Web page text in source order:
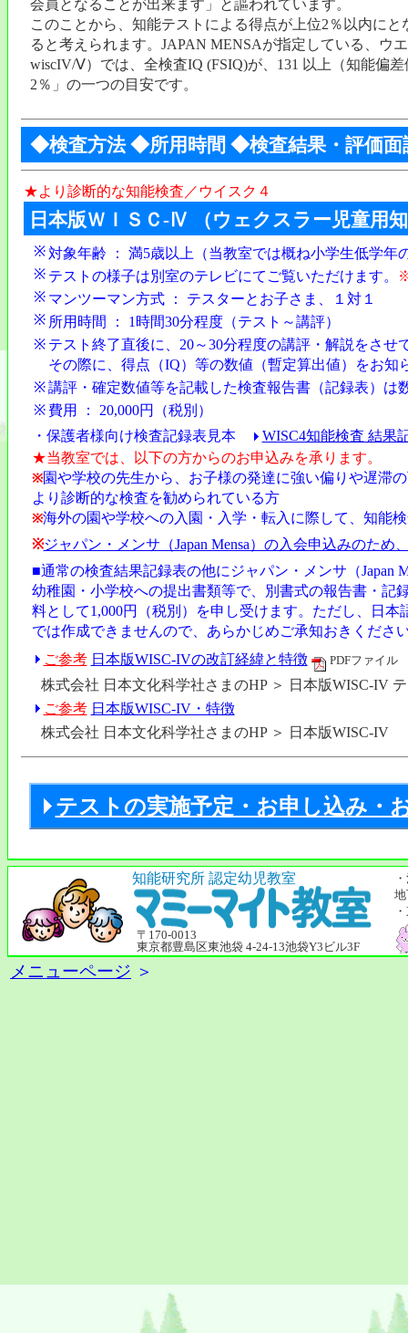
会員となることが出来ます」と謳われています。
このことから、知能テストによる得点が上位2％以内に
ると考えられます。JAPAN MENSAが指定している、ウ
wiscIV/Ⅴ）では、全検査IQ (FSIQ)が、131 以上（知能偏
2％」の一つの目安です。
◆検査方法 ◆所用時間 ◆検査結果・評価
★より診断的な知能検査／ウイスク４
日本版ＷＩＳＣ-Ⅳ （ウェクスラー児童用
※ 対象年齢 ： 満5歳以上（当教室では概ね小学生低学年
※ テストの様子は別室のテレビにてご覧いただけます。
※ マンツーマン方式 ： テスターとお子さま、１対１
※ 所用時間 ： 1時間30分程度（テスト～講評）
※ テスト終了直後に、20～30分程度の講評・解説をさせ
その際に、得点（IQ）等の数値（暫定算出値）をお知
※ 講評・確定数値等を記載した検査報告書（記録表）は
※ 費用 ： 20,000円（税別）
・保護者様向け検査記録表見本
WISC4知能検査 結果
★当教室では、以下の方からのお申込みを承ります。
※園や学校の先生から、お子様の発達に強い偏りや遅滞
より診断的な検査を勧められている方
※海外の園や学校への入園・入学・転入に際して、知能
※ジャパン・メンサ（Japan Mensa）の入会申込みのため
■通常の検査結果記録表の他にジャパン・メンサ（Japan
幼稚園・小学校への提出書類等で、別書式の報告書・記
料として1,000円（税別）を申し受けます。ただし、日
では作成できませんので、あらかじめご承知おきくださ
ご参考 日本版WISC-IVの改訂経緯と特徴 PDFファイル
株式会社 日本文化科学社さまのHP ＞ 日本版WISC-IV
ご参考 日本版WISC-IV・特徴
株式会社 日本文化科学社さまのHP ＞ 日本版WISC-IV
テストの実施予定・お申し込み・
知能研究所 認定幼児教室
〒170-0013
東京都豊島区東池袋 4-24-13池袋Y3ビル3F
メニューページ ＞